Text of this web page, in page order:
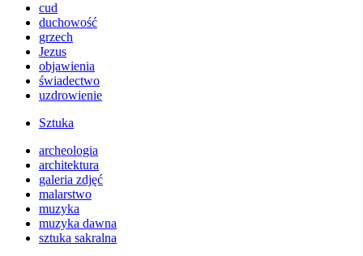
cud
duchowość
grzech
Jezus
objawienia
świadectwo
uzdrowienie
Sztuka
archeologia
architektura
galeria zdjęć
malarstwo
muzyka
muzyka dawna
sztuka sakralna